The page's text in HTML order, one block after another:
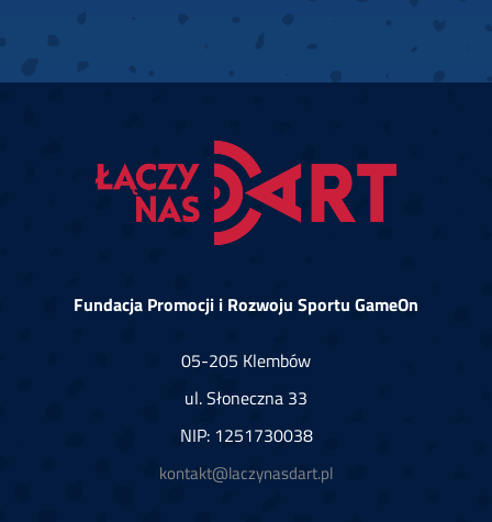
Fundacja Promocji i Rozwoju Sportu GameOn
05-205 Klembów
ul. Słoneczna 33
NIP: 1251730038
kontakt@laczynasdart.pl